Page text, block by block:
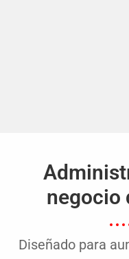
negocio
Diseñado para